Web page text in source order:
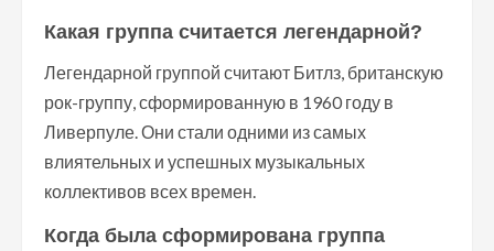
Какая группа считается легендарной?
Легендарной группой считают Битлз, британскую
рок-группу, сформированную в 1960 году в
Ливерпуле. Они стали одними из самых
влиятельных и успешных музыкальных
коллективов всех времен.
Когда была сформирована группа